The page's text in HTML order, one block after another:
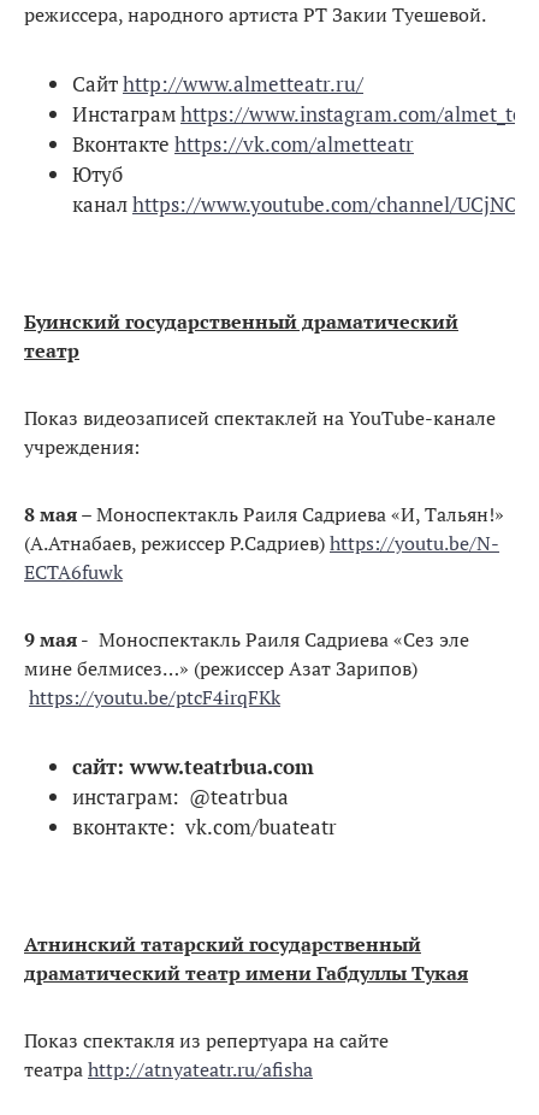
режиссера, народного артиста РТ Закии Туешевой.
Сайтhttp://www.almetteatr.ru/
Инстаграмhttps://www.instagram.com/
Вконтакте https://vk.com/almetteatr
Ютуб
каналhttps://www.youtube.com/channel/
Буинский государственный драматический
театр
Показ видеозаписей спектаклей на YouTube-канале
учреждения:
8 мая– Моноспектакль Раиля Садриева «И, Тальян!»
(А.Атнабаев, режиссер Р.Садриев)https://youtu.be/N-
ECTA6fuwk
9 мая - Моноспектакль Раиля Садриева «Сез эле
мине белмисез…» (режиссер Азат Зарипов)
https://youtu.be/ptcF4irqFKk
сайт: www.teatrbua.com
инстаграм: @teatrbua
вконтакте: vk.com/buateatr
Атнинский татарский государственный
драматический театр имени Габдуллы Тукая
Показ спектакля из репертуара на сайте
театраhttp://atnyateatr.ru/afisha